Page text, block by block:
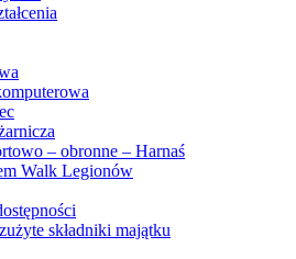
– obronne – Harnaś
Walk Legionów
składniki majątku